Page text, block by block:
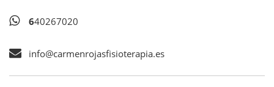
640267020
info carmenrojasfisioterapia.es